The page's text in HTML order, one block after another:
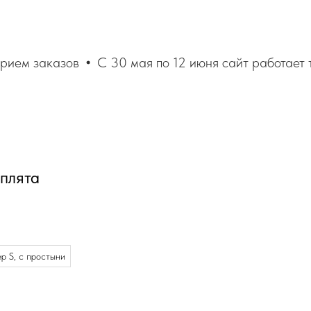
заказов С 30 мая по 12 июня сайт работает
S, с простыни